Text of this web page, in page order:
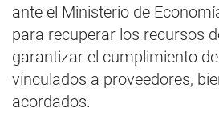
ante el Ministerio de
para recuperar los recursos
garantizar el cumplimiento
vinculados a proveedores,
acordados.